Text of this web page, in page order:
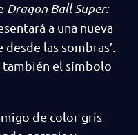
Dragon Ball Super:
a una nueva
las sombras’.
también el símbolo
de color gris